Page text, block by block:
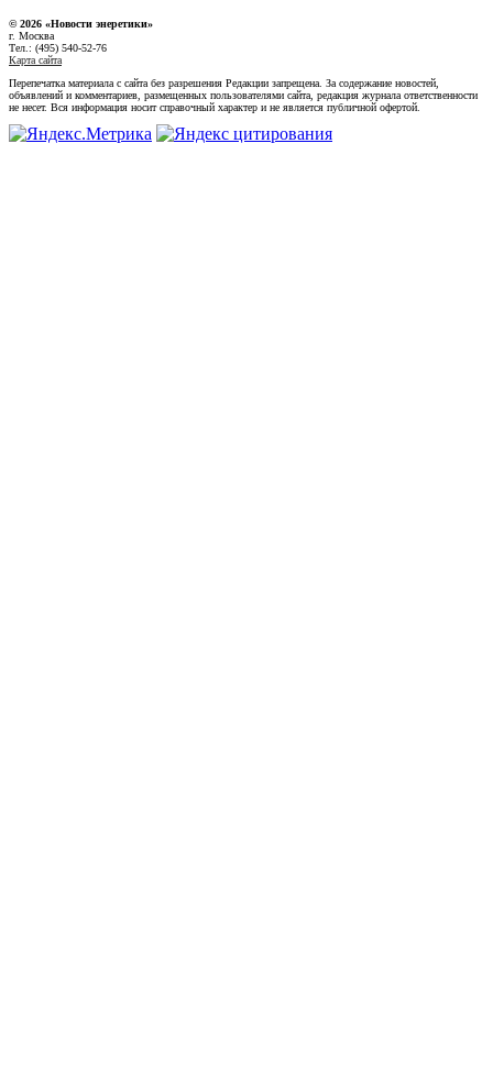
© 2026 «Новости энеретики»
г. Москва
Тел.: (495) 540-52-76
Карта сайта
Перепечатка материала с сайта без разрешения Редакции запрещена. За содержание новостей,
объявлений и комментариев, размещенных пользователями сайта, редакция журнала ответственности
не несет. Вся информация носит справочный характер и не является публичной офертой.